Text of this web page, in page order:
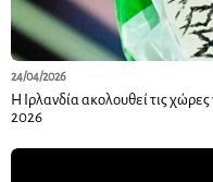
24/04/2026
Η Ιρλανδία ακολουθεί τις
2026